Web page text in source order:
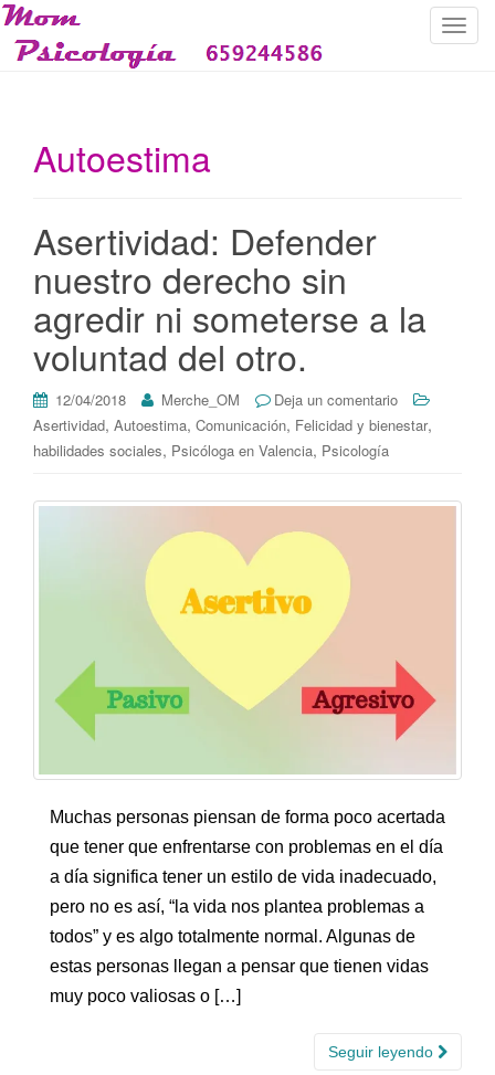
C
Autoestima
Asertividad: Defender
nuestro derecho sin
agredir ni someterse a la
voluntad del otro.
12/04/2018 Merche_OM
Deja un comentario
Asertividad, Autoestima, Comunicación, Felicidad y bienestar,
habilidades sociales, Psicóloga en Valencia, Psicología
Muchas personas piensan de forma poco acertada
que tener que enfrentarse con problemas en el día
a día significa tener un estilo de vida inadecuado,
pero no es así, “la vida nos plantea problemas a
todos” y es algo totalmente normal. Algunas de
estas personas llegan a pensar que tienen vidas
muy poco valiosas o […]
Seguir leyendo